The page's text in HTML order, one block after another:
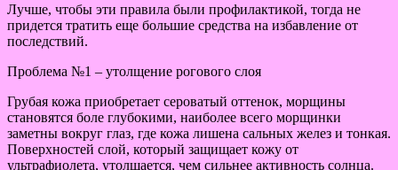
Лучше, чтобы эти правила были профилактикой, тогда не
придется тратить еще большие средства на избавление от
последствий.
Проблема №1 – утолщение рогового слоя
Грубая кожа приобретает сероватый оттенок, морщины
становятся боле глубокими, наиболее всего морщинки
заметны вокруг глаз, где кожа лишена сальных желез и тонкая.
Поверхностей слой, который защищает кожу от
ультрафиолета, утолщается, чем сильнее активность солнца.